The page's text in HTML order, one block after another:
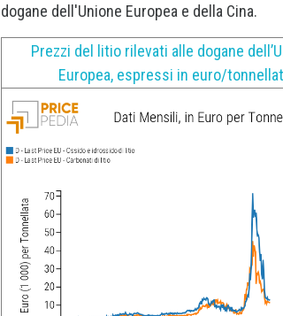
dogane dell'Unione Europea e della Cina.
Prezzi del litio rilevati alle dogane
Europea, espressi in euro/